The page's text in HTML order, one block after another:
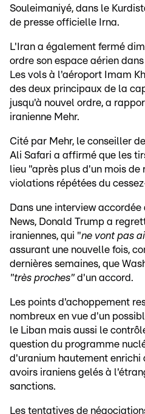
Souleimaniyé, dans le
de presse officielle Irna.
L'Iran a également fermé
ordre son espace aérien
Les vols à l'aéroport Imam
des deux principaux de la
jusqu'à nouvel ordre, a
iranienne Mehr.
Cité par Mehr, le conseiller
Ali Safari a affirmé que les
lieu "après plus d'un mois de
violations répétées du
Dans une interview
News, Donald Trump a
iraniennes, qui "ne vont pas
assurant une nouvelle fois,
dernières semaines, que
"très proches" d'un accord.
Les points d'achoppement
nombreux en vue d'un
le Liban mais aussi le
question du programme
d'uranium hautement enrichi
avoirs iraniens gelés à
sanctions.
Les tentatives de